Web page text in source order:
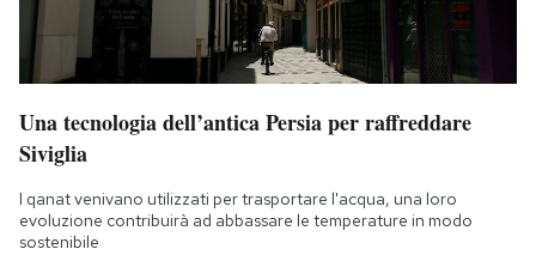
Una tecnologia dell’antica Persia per raffreddare
Siviglia
I qanat venivano utilizzati per trasportare l'acqua, una loro
evoluzione contribuirà ad abbassare le temperature in modo
sostenibile